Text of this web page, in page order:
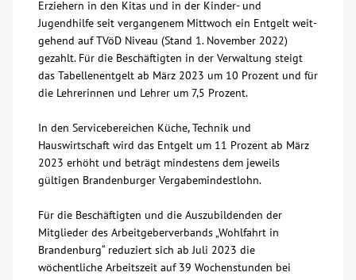
Erziehern in den Kitas und in der Kinder- und
Jugendhilfe seit vergangenem Mittwoch ein Entgelt weit-
gehend auf TVöD Niveau (Stand 1. November 2022)
gezahlt. Für die Beschäftigten in der Verwaltung steigt
das Tabellenentgelt ab März 2023 um 10 Prozent und für
die Lehrerinnen und Lehrer um 7,5 Prozent.
In den Servicebereichen Küche, Technik und
Hauswirtschaft wird das Entgelt um 11 Prozent ab März
2023 erhöht und beträgt mindestens dem jeweils
gültigen Brandenburger Vergabemindestlohn.
Für die Beschäftigten und die Auszubildenden der
Mitglieder des Arbeitgeberverbands „Wohlfahrt in
Brandenburg“ reduziert sich ab Juli 2023 die
wöchentliche Arbeitszeit auf 39 Wochenstunden bei